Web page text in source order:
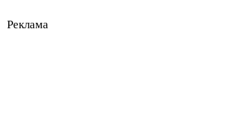
Реклама